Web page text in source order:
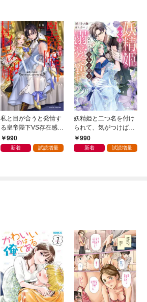
私と目が合うと発情す
る皇帝陛下VS存在感ゼ
ロの甘イキ令嬢 両想
いなのに見つめ合うこ
990
新着 試読増量
妖精姫と二つ名を付け
られて、気がつけば王
太子殿下に溺愛されて
います【dエディショ
990
新着 試読増量